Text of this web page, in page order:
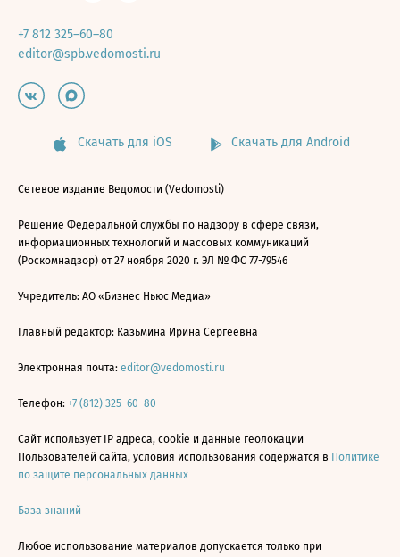
+7 812 325–60–80
editor@spb.vedomosti.ru
Скачать для iOS Скачать для Android
Сетевое издание Ведомости (Vedomosti)
Решение Федеральной службы по надзору в сфере связи,
информационных технологий и массовых коммуникаций
(Роскомнадзор) от 27 ноября 2020 г. ЭЛ № ФС 77-79546
Учредитель: АО «Бизнес Ньюс Медиа»
Главный редактор: Казьмина Ирина Сергеевна
Электронная почта: editor@vedomosti.ru
Телефон: +7 (812) 325–60–80
Сайт использует IP адреса, cookie и данные геолокации
Пользователей сайта, условия использования содержатся в Политике
по защите персональных данных
База знаний
Любое использование материалов допускается только при